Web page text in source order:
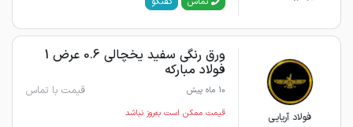
فولاد آریایی
ورق رنگی سفید یخچالی 0.6 عرض 1
فولاد مبارکه
10 ماه پیش قیمت با تماس
قیمت ممکن است به‌روز نباشد